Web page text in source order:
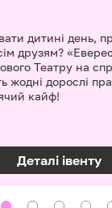
дитині день,
друзям?
Театру на
жодні дорослі
кайф!
Деталі івенту